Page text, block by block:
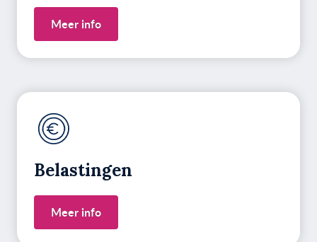
Meer info
Belastingen
Meer info